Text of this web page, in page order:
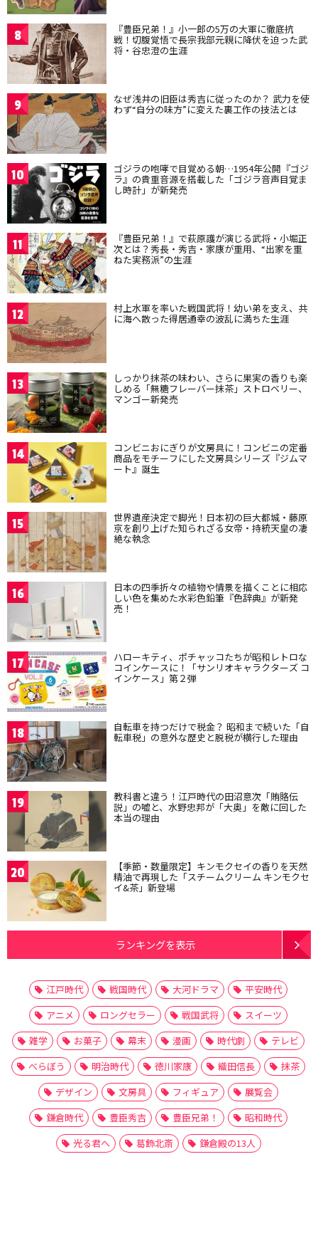
8 『豊臣兄弟！』小一郎の5万の大軍に徹底抗
戦！切腹覚悟で長宗我部元親に降伏を迫った武
将・谷忠澄の生涯
9 なぜ浅井の旧臣は秀吉に従ったのか？ 武力を使
わず“自分の味方”に変えた裏工作の技法とは
10 ゴジラの咆哮で目覚める朝…1954年公開『ゴジ
ラ』の貴重音源を搭載した「ゴジラ音声目覚ま
し時計」が新発売
11 『豊臣兄弟！』で萩原護が演じる武将・小堀正
次とは？秀長・秀吉・家康が重用、“出家を重
ねた実務派”の生涯
12 村上水軍を率いた戦国武将！幼い弟を支え、共
に海へ散った得居通幸の波乱に満ちた生涯
13 しっかり抹茶の味わい、さらに果実の香りも楽
しめる「無糖フレーバー抹茶」ストロベリー、
マンゴー新発売
14 コンビニおにぎりが文房具に！コンビニの定番
商品をモチーフにした文房具シリーズ『ジムマ
ート』誕生
15 世界遺産決定で脚光！日本初の巨大都城・藤原
京を創り上げた知られざる女帝・持統天皇の凄
絶な執念
16 日本の四季折々の植物や情景を描くことに相応
しい色を集めた水彩色鉛筆『色辞典』が新発
売！
17 ハローキティ、ポチャッコたちが昭和レトロな
コインケースに！「サンリオキャラクターズ コ
インケース」第２弾
18 自転車を持つだけで税金？ 昭和まで続いた「自
転車税」の意外な歴史と脱税が横行した理由
19 教科書と違う！江戸時代の田沼意次「賄賂伝
説」の嘘と、水野忠邦が「大奥」を敵に回した
本当の理由
20 【季節・数量限定】キンモクセイの香りを天然
精油で再現した「スチームクリーム キンモクセ
イ&茶」新登場
ランキングを表示
江戸時代 戦国時代 大河ドラマ
平安時代
アニメ
ロングセラー 戦国武将
スイーツ
雑学
お菓子 幕末 漫画 時代劇
テレビ
べらぼう
明治時代 徳川家康 織田信長
抹茶
デザイン
文房具 フィギュア
展覧会
鎌倉時代
豊臣秀吉 豊臣兄弟！
昭和時代
光る君へ
葛飾北斎 鎌倉殿の13人